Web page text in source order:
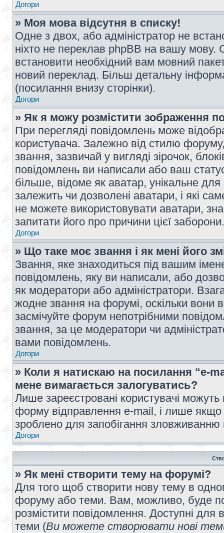
Догори
» Моя мова відсутня в списку!
Одне з двох, або адміністратор не
ніхто не переклав phpBB на вашу мову.
встановити необхідний вам мовний
новий переклад. Більш детальну
(посилання внизу сторінки).
Догори
» Як я можу розмістити зображення
При перегляді повідомлень може
користувача. Залежно від стилю
звання, зазвичай у вигляді зірочок,
повідомлень ви написали або ваш
більше, відоме як аватар, унікальне
залежить чи дозволені аватари, і які
не можете використовувати аватари,
запитати його про причини цієї заборони.
Догори
» Що таке моє звання і як мені його
Звання, яке знаходиться під вашим
повідомлень, яку ви написали, або
як модератори або адміністратори.
жодне звання на форумі, оскільки вони
засмічуйте форум непотрібними
звання, за це модератори чи
вами повідомлень.
Догори
» Коли я натискаю на посилання “e-
мене вимагається залогуватись?
Лише зареєстровані користувачі
форму відправлення e-mail, і лише
зроблено для запобігання
Догори
» Як мені створити тему на форумі?
Для того щоб створити нову тему в
форуму або теми. Вам, можливо, буде
розмістити повідомлення. Доступні для
теми (Ви можете створювати нові